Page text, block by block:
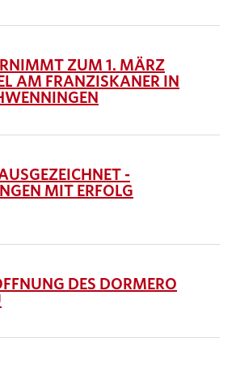
ZUM 1. MÄRZ
AM FRANZISKANER IN
-
MIT ERFOLG
DES DORMERO